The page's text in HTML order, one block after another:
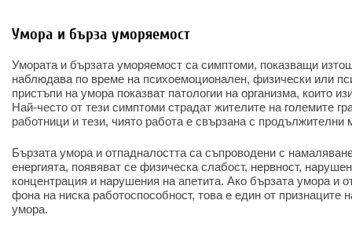
Умора и бърза уморяемост
Умората и бързата уморяемост са симптоми, показващи
наблюдава по време на психоемоционален, физически или
пристъпи на умора показват патологии на организма, които
Най-често от тези симптоми страдат жителите на големите
работници и тези, чиято работа е свързана с продължителни
Бързата умора и отпадналостта са съпроводени с
енергията, появяват се физическа слабост, нервност,
концентрация и нарушения на апетита. Ако бързата умора и
фона на ниска работоспособност, това е един от признаците
умора.